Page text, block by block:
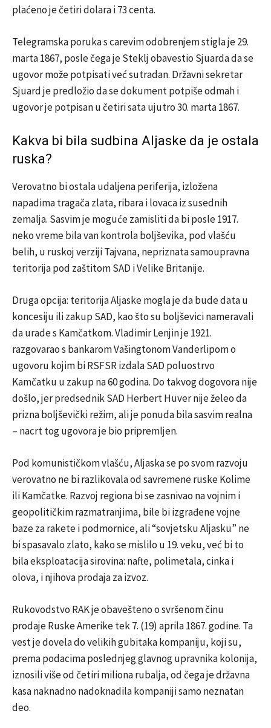
plaćeno je četiri dolara i 73 centa.
Telegramska poruka s carevim odobrenjem stigla je 29.
marta 1867, posle čega je Steklj obavestio Sjuarda da se
ugovor može potpisati već sutradan. Državni sekretar
Sjuard je predložio da se dokument potpiše odmah i
ugovor je potpisan u četiri sata ujutro 30. marta 1867.
Kakva bi bila sudbina Aljaske da je ostala
ruska?
Verovatno bi ostala udaljena periferija, izložena
napadima tragača zlata, ribara i lovaca iz susednih
zemalja. Sasvim je moguće zamisliti da bi posle 1917.
neko vreme bila van kontrola boljševika, pod vlašću
belih, u ruskoj verziji Tajvana, nepriznata samoupravna
teritorija pod zaštitom SAD i Velike Britanije.
Druga opcija: teritorija Aljaske mogla je da bude data u
koncesiju ili zakup SAD, kao što su boljševici nameravali
da urade s Kamčatkom. Vladimir Lenjin je 1921.
razgovarao s bankarom Vašingtonom Vanderlipom o
ugovoru kojim bi RSFSR izdala SAD poluostrvo
Kamčatku u zakup na 60 godina. Do takvog dogovora nije
došlo, jer predsednik SAD Herbert Huver nije želeo da
prizna boljševički režim, ali je ponuda bila sasvim realna
– nacrt tog ugovora je bio pripremljen.
Pod komunističkom vlašću, Aljaska se po svom razvoju
verovatno ne bi razlikovala od savremene ruske Kolime
ili Kamčatke. Razvoj regiona bi se zasnivao na vojnim i
geopolitičkim razmatranjima, bile bi izgrađene vojne
baze za rakete i podmornice, ali “sovjetsku Aljasku” ne
bi spasavalo zlato, kako se mislilo u 19. veku, već bi to
bila eksploatacija sirovina: nafte, polimetala, cinka i
olova, i njihova prodaja za izvoz.
Rukovodstvo RAK je obavešteno o svršenom činu
prodaje Ruske Amerike tek 7. (19) aprila 1867. godine. Ta
vest je dovela do velikih gubitaka kompaniju, koji su,
prema podacima poslednjeg glavnog upravnika kolonija,
iznosili više od četiri miliona rubalja, od čega je državna
kasa naknadno nadoknadila kompaniji samo neznatan
deo.